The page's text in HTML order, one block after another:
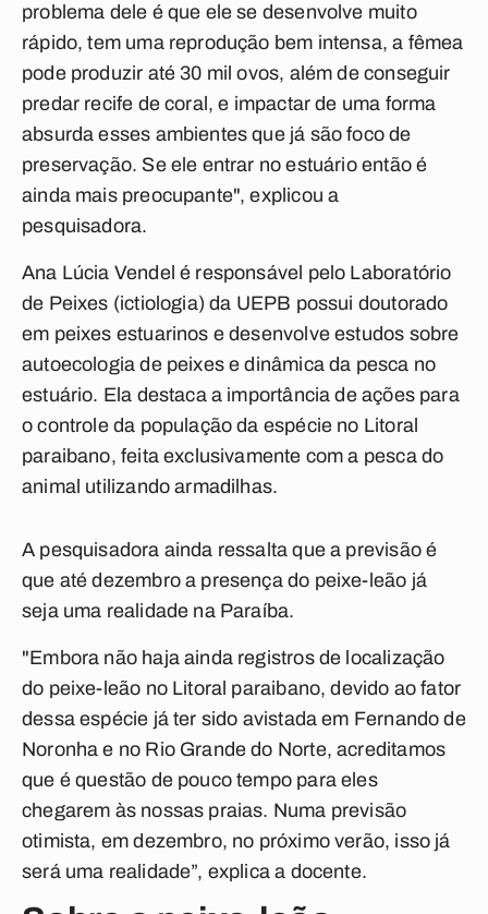
problema dele é que ele se desenvolve muito
rápido, tem uma reprodução bem intensa, a fêmea
pode produzir até 30 mil ovos, além de conseguir
predar recife de coral, e impactar de uma forma
absurda esses ambientes que já são foco de
preservação. Se ele entrar no estuário então é
ainda mais preocupante", explicou a
pesquisadora.
Ana Lúcia Vendel é responsável pelo Laboratório
de Peixes (ictiologia) da UEPB possui doutorado
em peixes estuarinos e desenvolve estudos sobre
autoecologia de peixes e dinâmica da pesca no
estuário. Ela destaca a importância de ações para
o controle da população da espécie no Litoral
paraibano, feita exclusivamente com a pesca do
animal utilizando armadilhas.
A pesquisadora ainda ressalta que a previsão é
que até dezembro a presença do peixe-leão já
seja uma realidade na Paraíba.
"Embora não haja ainda registros de localização
do peixe-leão no Litoral paraibano, devido ao fator
dessa espécie já ter sido avistada em Fernando de
Noronha e no Rio Grande do Norte, acreditamos
que é questão de pouco tempo para eles
chegarem às nossas praias. Numa previsão
otimista, em dezembro, no próximo verão, isso já
será uma realidade”, explica a docente.